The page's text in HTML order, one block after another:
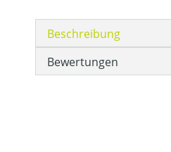
Beschreibung
Bewertungen